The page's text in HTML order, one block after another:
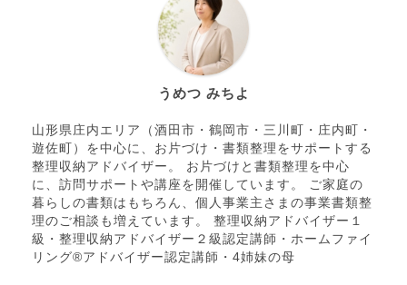
うめつ みちよ
山形県庄内エリア（酒田市・鶴岡市・三川町・庄内町・
遊佐町）を中心に、お片づけ・書類整理をサポートする
整理収納アドバイザー。 お片づけと書類整理を中心
に、訪問サポートや講座を開催しています。 ご家庭の
暮らしの書類はもちろん、個人事業主さまの事業書類整
理のご相談も増えています。 整理収納アドバイザー１
級・整理収納アドバイザー２級認定講師・ホームファイ
リング®アドバイザー認定講師・4姉妹の母